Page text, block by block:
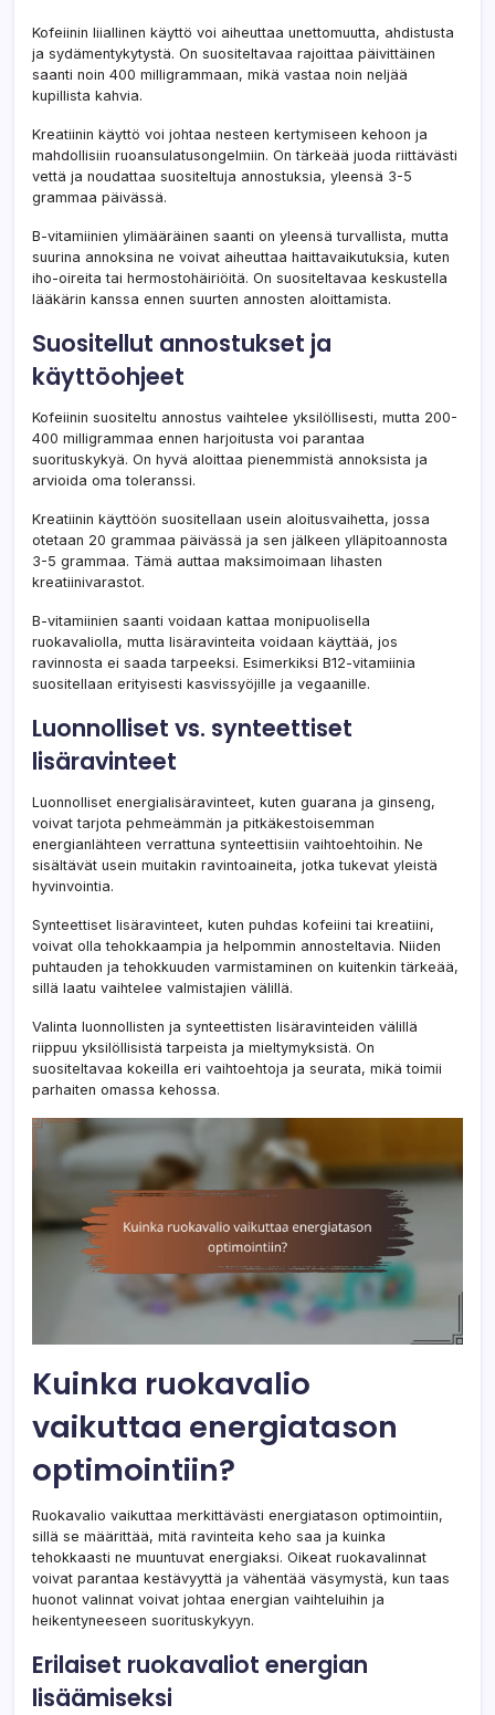
Kofeiinin liiallinen käyttö voi aiheuttaa unettomuutta, ahdistusta
ja sydämentykytystä. On suositeltavaa rajoittaa päivittäinen
saanti noin 400 milligrammaan, mikä vastaa noin neljää
kupillista kahvia.
Kreatiinin käyttö voi johtaa nesteen kertymiseen kehoon ja
mahdollisiin ruoansulatusongelmiin. On tärkeää juoda riittävästi
vettä ja noudattaa suositeltuja annostuksia, yleensä 3-5
grammaa päivässä.
B-vitamiinien ylimääräinen saanti on yleensä turvallista, mutta
suurina annoksina ne voivat aiheuttaa haittavaikutuksia, kuten
iho-oireita tai hermostohäiriöitä. On suositeltavaa keskustella
lääkärin kanssa ennen suurten annosten aloittamista.
Suositellut annostukset ja
käyttöohjeet
Kofeiinin suositeltu annostus vaihtelee yksilöllisesti, mutta 200-
400 milligrammaa ennen harjoitusta voi parantaa
suorituskykyä. On hyvä aloittaa pienemmistä annoksista ja
arvioida oma toleranssi.
Kreatiinin käyttöön suositellaan usein aloitusvaihetta, jossa
otetaan 20 grammaa päivässä ja sen jälkeen ylläpitoannosta
3-5 grammaa. Tämä auttaa maksimoimaan lihasten
kreatiinivarastot.
B-vitamiinien saanti voidaan kattaa monipuolisella
ruokavaliolla, mutta lisäravinteita voidaan käyttää, jos
ravinnosta ei saada tarpeeksi. Esimerkiksi B12-vitamiinia
suositellaan erityisesti kasvissyöjille ja vegaanille.
Luonnolliset vs. synteettiset
lisäravinteet
Luonnolliset energialisäravinteet, kuten guarana ja ginseng,
voivat tarjota pehmeämmän ja pitkäkestoisemman
energianlähteen verrattuna synteettisiin vaihtoehtoihin. Ne
sisältävät usein muitakin ravintoaineita, jotka tukevat yleistä
hyvinvointia.
Synteettiset lisäravinteet, kuten puhdas kofeiini tai kreatiini,
voivat olla tehokkaampia ja helpommin annosteltavia. Niiden
puhtauden ja tehokkuuden varmistaminen on kuitenkin tärkeää,
sillä laatu vaihtelee valmistajien välillä.
Valinta luonnollisten ja synteettisten lisäravinteiden välillä
riippuu yksilöllisistä tarpeista ja mieltymyksistä. On
suositeltavaa kokeilla eri vaihtoehtoja ja seurata, mikä toimii
parhaiten omassa kehossa.
Kuinka ruokavalio
vaikuttaa energiatason
optimointiin?
Ruokavalio vaikuttaa merkittävästi energiatason optimointiin,
sillä se määrittää, mitä ravinteita keho saa ja kuinka
tehokkaasti ne muuntuvat energiaksi. Oikeat ruokavalinnat
voivat parantaa kestävyyttä ja vähentää väsymystä, kun taas
huonot valinnat voivat johtaa energian vaihteluihin ja
heikentyneeseen suorituskykyyn.
Erilaiset ruokavaliot energian
lisäämiseksi